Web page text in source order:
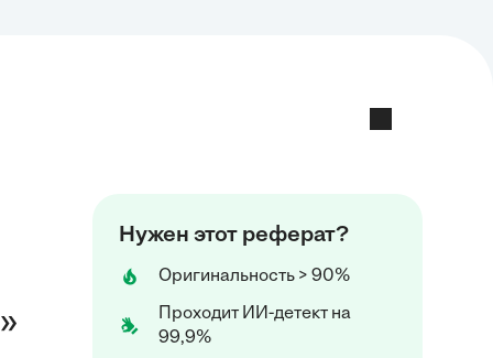
Нужен этот реферат?
Оригинальность > 90%
Проходит ИИ-детект на
99,9%